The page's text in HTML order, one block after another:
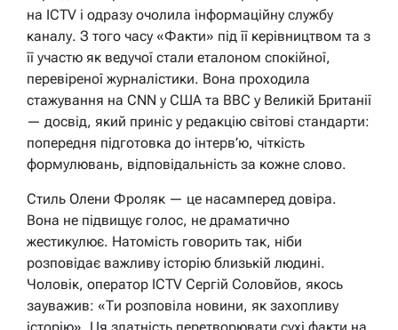
на ICTV і одразу очолила інформаційну службу
каналу. З того часу «Факти» під її керівництвом та з
її участю як ведучої стали еталоном спокійної,
перевіреної журналістики. Вона проходила
стажування на CNN у США та BBC у Великій Британії
— досвід, який приніс у редакцію світові стандарти:
попередня підготовка до інтерв’ю, чіткість
формулювань, відповідальність за кожне слово.
Стиль Олени Фроляк — це насамперед довіра.
Вона не підвищує голос, не драматично
жестикулює. Натомість говорить так, ніби
розповідає важливу історію близькій людині.
Чоловік, оператор ICTV Сергій Соловйов, якось
зауважив: «Ти розповіла новини, як захопливу
історію». Ця здатність перетворювати сухі факти на